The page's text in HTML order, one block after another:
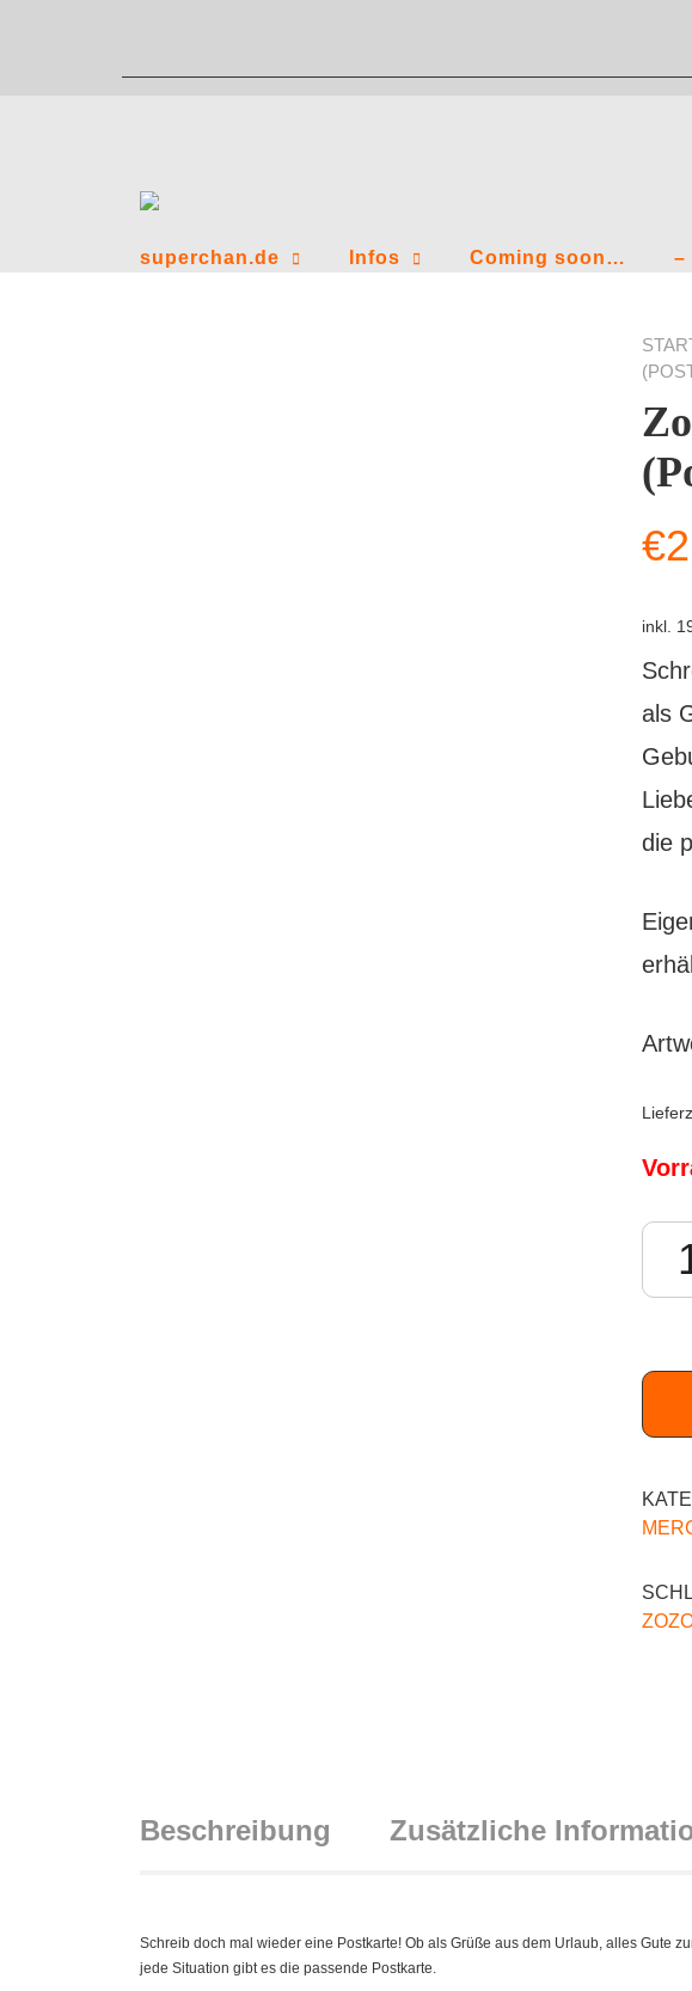
superchan.de Infos Coming soon… –
€
inkl.
als
die
Beschreibung Zusätzliche
Schreib doch mal wieder eine Postkarte! Ob als Grüße aus dem Urlaub, alles Gute
jede Situation gibt es die passende Postkarte.